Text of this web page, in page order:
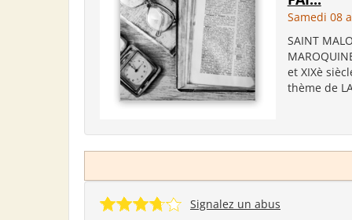
Samedi 08
SAINT
et XIXè
thème de
Signalez un abus